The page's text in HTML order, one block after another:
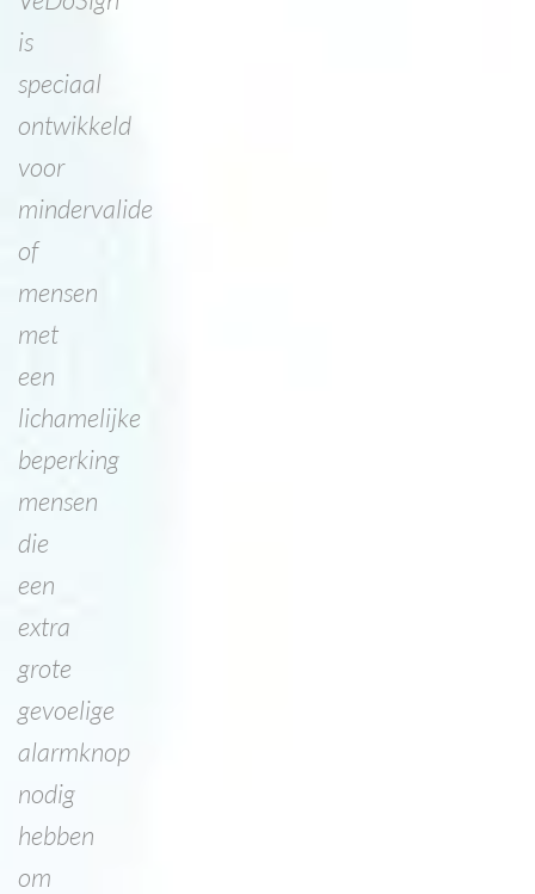
is
speciaal
ontwikkeld
voor
mindervalide
of
mensen
met
een
lichamelijke
beperking
mensen
die
een
extra
grote
gevoelige
alarmknop
nodig
hebben
om